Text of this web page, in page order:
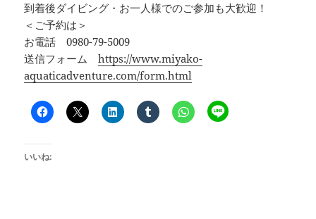
到着後ダイビング・お一人様でのご参加も大歓迎！
＜ご予約は＞
お電話 0980-79-5009
送信フォームhttps://www.miyako-
aquaticadventure.com/form.html
いいね: